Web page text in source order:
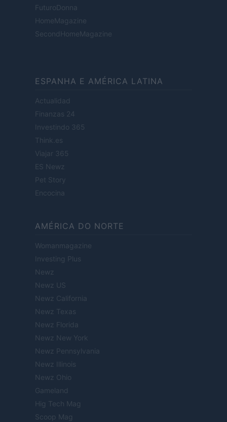
FuturoDonna
HomeMagazine
SecondHomeMagazine
ESPANHA E AMÉRICA LATINA
Actualidad
Finanzas 24
Investindo 365
Think.es
Viajar 365
ES Newz
Pet Story
Encocina
AMÉRICA DO NORTE
Womanmagazine
Investing Plus
Newz
Newz US
Newz California
Newz Texas
Newz Florida
Newz New York
Newz Pennsylvania
Newz Illinois
Newz Ohio
Gameland
Hig Tech Mag
Scoop Mag